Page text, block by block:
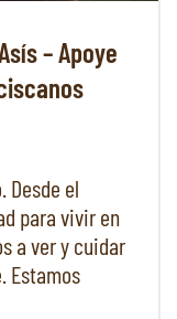
– Apoye
Desde el
para vivir en
a ver y cuidar
Estamos